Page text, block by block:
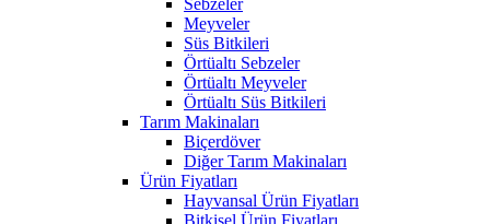
Sebzeler
Meyveler
Süs Bitkileri
Örtüaltı Sebzeler
Örtüaltı Meyveler
Örtüaltı Süs Bitkileri
Tarım Makinaları
Biçerdöver
Diğer Tarım Makinaları
Ürün Fiyatları
Hayvansal Ürün Fiyatları